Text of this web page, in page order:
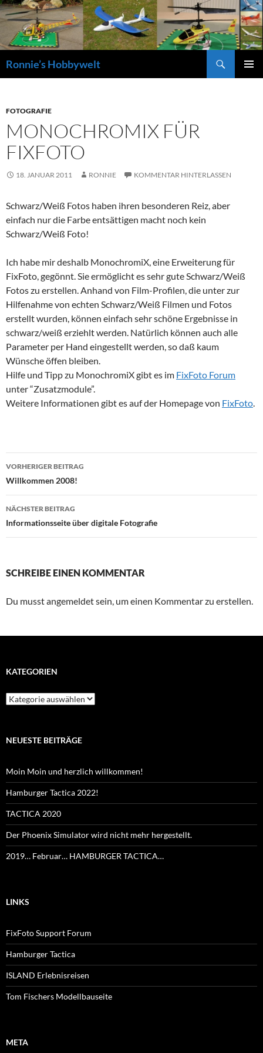
Zum
Inhalt
springen
Ronnie’s Hobbywelt
FOTOGRAFIE
MONOCHROMIX FÜR
FIXFOTO
18. JANUAR 2011 RONNIE KOMMENTAR HINTERLASSEN
Schwarz/Weiß Fotos haben ihren besonderen Reiz, aber
einfach nur die Farbe entsättigen macht noch kein
Schwarz/Weiß Foto!
Ich habe mir deshalb MonochromiX, eine Erweiterung für
FixFoto, gegönnt. Sie ermöglicht es sehr gute Schwarz/Weiß
Fotos zu erstellen. Anhand von Film-Profilen, die unter zur
Hilfenahme von echten Schwarz/Weiß Filmen und Fotos
erstellt wurden, können einfach sehr schöne Ergebnisse in
schwarz/weiß erziehlt werden. Natürlich können auch alle
Parameter per Hand eingestellt werden, so daß kaum
Wünsche öffen bleiben.
Hilfe und Tipp zu MonochromiX gibt es im FixFoto Forum
unter “Zusatzmodule”.
Weitere Informationen gibt es auf der Homepage von FixFoto.
Beitragsnavigation
VORHERIGER BEITRAG
Willkommen 2008!
NÄCHSTER BEITRAG
Informationsseite über digitale Fotografie
SCHREIBE EINEN KOMMENTAR
Du musst angemeldet sein, um einen Kommentar zu erstellen.
KATEGORIEN
Kategorien
NEUESTE BEITRÄGE
Moin Moin und herzlich willkommen!
Hamburger Tactica 2022!
TACTICA 2020
Der Phoenix Simulator wird nicht mehr hergestellt.
2019… Februar… HAMBURGER TACTICA…
LINKS
FixFoto Support Forum
Hamburger Tactica
ISLAND Erlebnisreisen
Tom Fischers Modellbauseite
META